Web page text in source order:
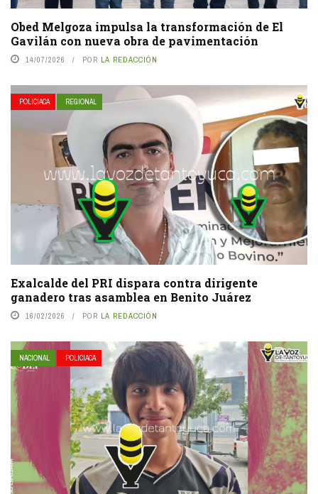
Obed Melgoza impulsa la transformación de El
Gavilán con nueva obra de pavimentación
14/07/2026 POR LA REDACCIÓN
POLICIACA REGIONAL
Exalcalde del PRI dispara contra dirigente
ganadero tras asamblea en Benito Juárez
16/02/2026 POR LA REDACCIÓN
NACIONAL POLICIACA